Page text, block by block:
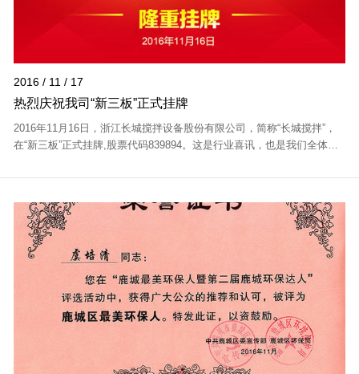
2016 / 11 / 17
热烈庆祝我司“新三板”正式挂牌
2016年11月16日，浙江长城搅拌设备股份有限公司，简称“长城搅拌”，
在“新三板”正式挂牌,股票代码839894。这是行业喜讯，也是我们全体长
开发与搅拌...